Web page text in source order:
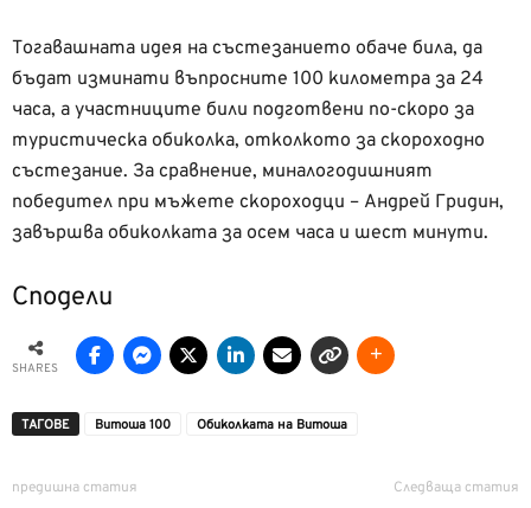
Тогавашната идея на състезанието обаче била, да
бъдат изминати въпросните 100 километра за 24
часа, а участниците били подготвени по-скоро за
туристическа обиколка, отколкото за скороходно
състезание. За сравнение, миналогодишният
победител при мъжете скороходци – Андрей Гридин,
завършва обиколката за осем часа и шест минути.
Сподели
SHARES
ТАГОВЕ Витоша 100 Обиколката на Витоша
предишна статия Следваща статия